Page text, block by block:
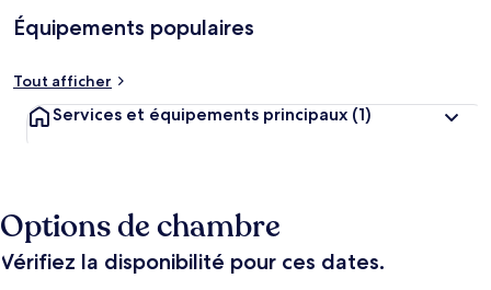
Équipements populaires
Tout afficher
Services et équipements principaux (1)
Options de chambre
Vérifiez la disponibilité pour ces dates.